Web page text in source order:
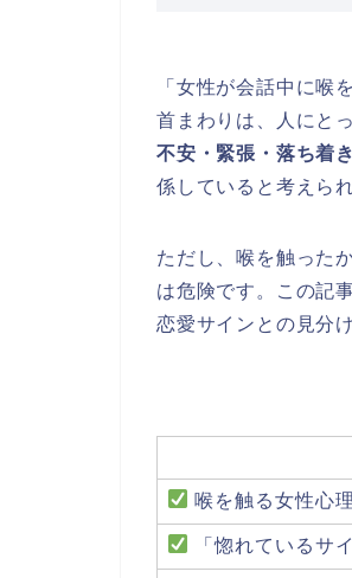
「女性が会話中に喉
首まわりは、人にと
不安・緊張・落ち着
係していると考えら
ただし、喉を触った
は危険です。この記
恋愛サインとの見分
喉を触る女性心
「惚れているサ